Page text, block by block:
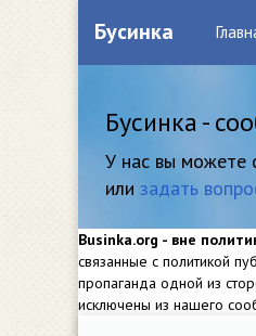
Бусинка
Бусинка -
У нас вы можете
или задать
Businka.org - вне
связанные с политикой
пропаганда одной из
исключены из нашего